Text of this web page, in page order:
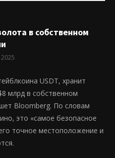
в собственном
USDT, хранит
млрд в собственном
Bloomberg. По словам
это «самое безопасное
точное местоположение и